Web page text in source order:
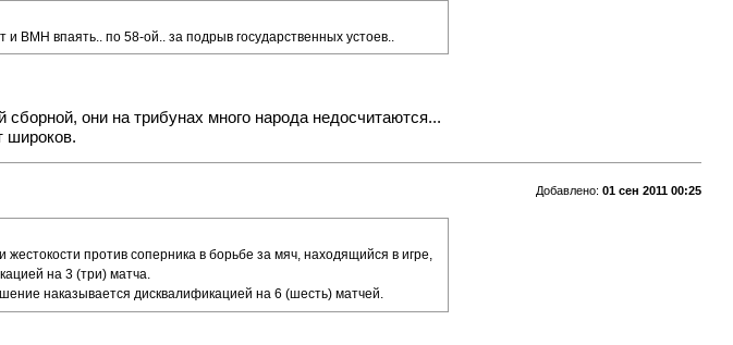
ВМН впаять.. по 58-ой.. за подрыв государственных устоев..
они на трибунах много народа недосчитаются...
широков.
Добавлено: 01 сен 2011 00:25
против соперника в борьбе за мяч, находящийся в игре,
на 3 (три) матча.
наказывается дисквалификацией на 6 (шесть) матчей.